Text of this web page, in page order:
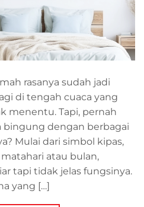
rasanya sudah jadi
di tengah cuaca yang
menentu. Tapi, pernah
bingung dengan berbagai
Mulai dari simbol kipas,
atau bulan,
tapi tidak jelas fungsinya.
yang […]